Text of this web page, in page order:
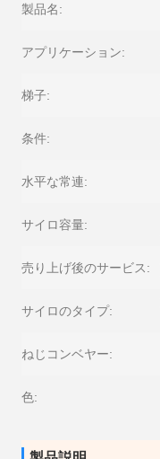
製品名:
アプリケーション:
梯子:
条件:
水平な常連:
サイロ容量:
売り上げ後のサービス:
サイロのタイプ:
ねじコンベヤー:
色: